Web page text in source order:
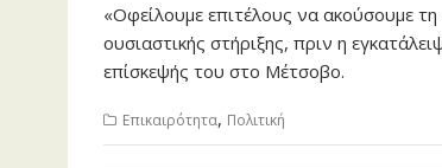
«Οφείλουμε επιτέλους να ακούσουμε
ουσιαστικής στήριξης, πριν η
επίσκεψής του στο Μέτσοβο.
Επικαιρότητα, Πολιτική